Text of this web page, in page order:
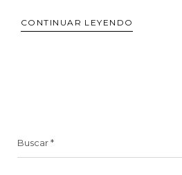
CONTINUAR LEYENDO